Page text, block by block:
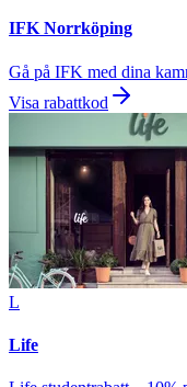
IFK Norrköping
Gå på IFK med dina
Visa rabattkod
L
Life